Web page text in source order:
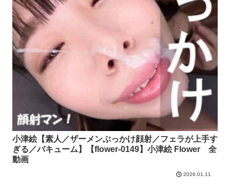
小津絵【素人／ザーメンぶっかけ顔射／フェラが上手す
ぎる／バキューム】【flower-0149】小津絵 Flower 全
動画
2026.01.11